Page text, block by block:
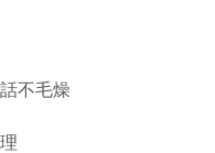
不毛燥